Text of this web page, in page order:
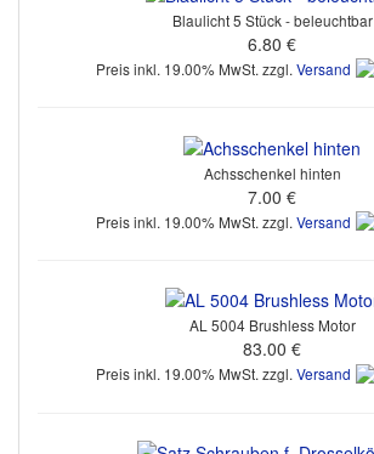
Blaulicht 5 Stück - beleuchtbar
6.80 €
Preis inkl. 19.00% MwSt. zzgl. Versand
Achsschenkel hinten
7.00 €
Preis inkl. 19.00% MwSt. zzgl. Versand
AL 5004 Brushless Motor
83.00 €
Preis inkl. 19.00% MwSt. zzgl. Versand